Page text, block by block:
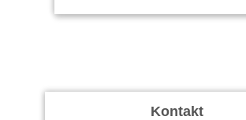
Kontakt